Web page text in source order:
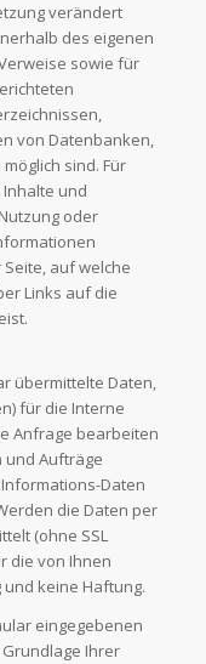
verändert
des eigenen
sowie für
von Datenbanken,
sind. Für
und
oder
auf welche
Links auf die
übermittelte Daten,
für die Interne
Anfrage bearbeiten
und Aufträge
Daten
die Daten per
(ohne SSL
die von Ihnen
keine Haftung.
eingegebenen
Ihrer